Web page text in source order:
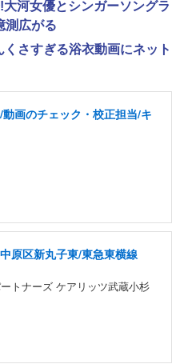
河女優とシンガーソングラ
測広がる
さすぎる浴衣動画にネット
画のチェック・校正担当/キ
原区新丸子東/東急東横線
トナーズ ケアリッツ武蔵小杉